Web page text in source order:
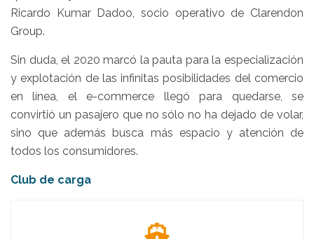
Ricardo Kumar Dadoo, socio operativo de Clarendon
Group.
Sin duda, el 2020 marcó la pauta para la especialización
y explotación de las infinitas posibilidades del comercio
en línea, el e-commerce llegó para quedarse, se
convirtió un pasajero que no sólo no ha dejado de volar,
sino que además busca más espacio y atención de
todos los consumidores.
Club de carga